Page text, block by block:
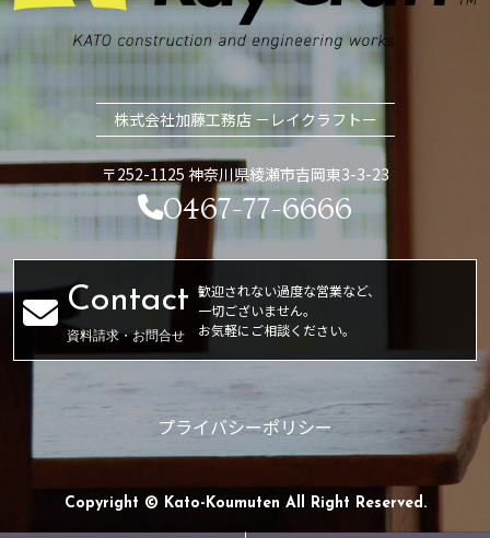
株式会社加藤工務店 －レイクラフトー
〒252-1125 神奈川県綾瀬市吉岡東3-3-23
0467-77-6666
資料請求・お問合せ
歓迎されない過度な営業など、
一切ございません。
お気軽にご相談ください。
プライバシーポリシー
Copyright © Kato-Koumuten All Right Reserved.